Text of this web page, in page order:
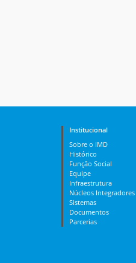
Institucional
Sobre o IMD
Histórico
Função Social
Equipe
Infraestrutura
Núcleos Integradores
Sistemas
Documentos
Parcerias